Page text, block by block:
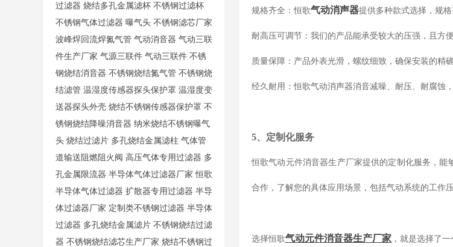
过滤器 烧结多孔金属滤杯 不锈钢过滤杯
不锈钢气体过滤器 曝气头 不锈钢滤芯厂家
波峰焊回流焊氮气管 气动消音器 气动三联
件生产厂家 气源三联件 气动三联件 不锈
钢烧结消音器 不锈钢烧结氮气管 不锈钢烧
结滤管 温湿度传感器探头保护罩 温湿度变
送器探头外壳 烧结不锈钢传感器保护罩 不
锈钢烧结降噪消音器 纳米烧结不锈钢曝气
头 烧结过滤片 多孔烧结金属滤柱 气体管
道输送阻燃阻火阀 高压气体专用过滤器 多
孔金属限流器 半导体气体过滤器厂家 恒歌
半导体气体过滤器 扩散器专用过滤器 半导
体过滤器厂家 定制类不锈钢过滤器 半导体
过滤器 多孔烧结金属滤片 不锈钢烧结过滤
器 不锈钢烧结滤芯生产厂家 烧结不锈钢过
规格齐全：恒歌气动消声器提供多种款式选择，规
耐高压可调节：我们的产品能承受较大的压强，且方
质量保障：产品外表光滑，螺纹细致，确保安装的精
经久耐用：恒歌气动消声器消音减噪、耐压、耐腐蚀
5、定制化服务
恒歌气动元件消音器生产厂家提供的定制化服务，
合作，了解您的具体应用场景，包括气动系统的工作
选择恒歌气动元件消音器生产厂家 ，就是选择了